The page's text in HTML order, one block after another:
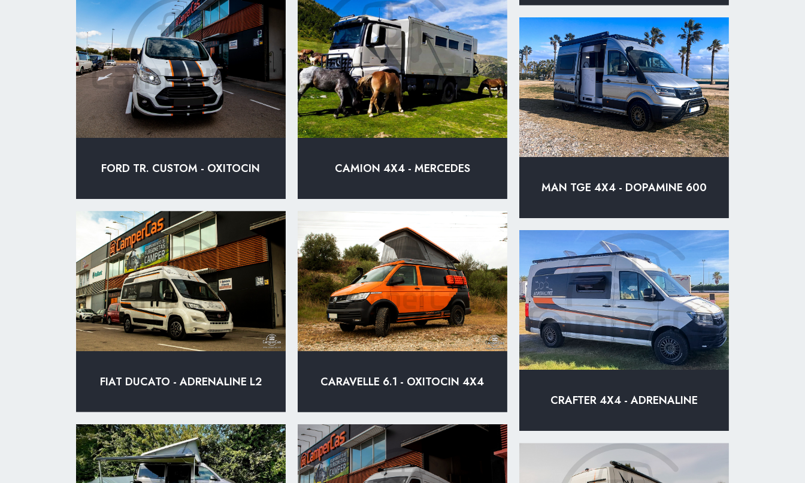
FORD TR. CUSTOM - OXITOCIN
CAMION 4X4 - MERCEDES
MAN TGE 4X4 - DOPAMINE 600
FIAT DUCATO - ADRENALINE L2
CARAVELLE 6.1 - OXITOCIN 4X4
CRAFTER 4X4 - ADRENALINE